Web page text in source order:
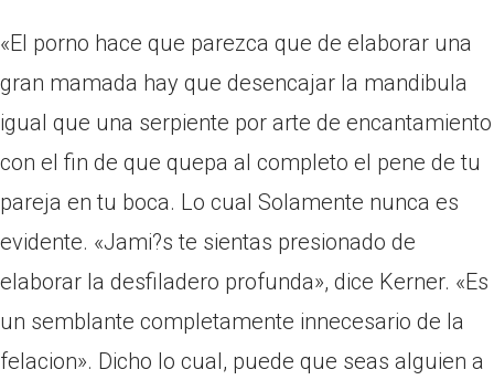
«El porno hace que parezca que de elaborar una
gran mamada hay que desencajar la mandibula
igual que una serpiente por arte de encantamiento
con el fin de que quepa al completo el pene de tu
pareja en tu boca. Lo cual Solamente nunca es
evidente. «Jami?s te sientas presionado de
elaborar la desfiladero profunda», dice Kerner. «Es
un semblante completamente innecesario de la
felacion». Dicho lo cual, puede que seas alguien a